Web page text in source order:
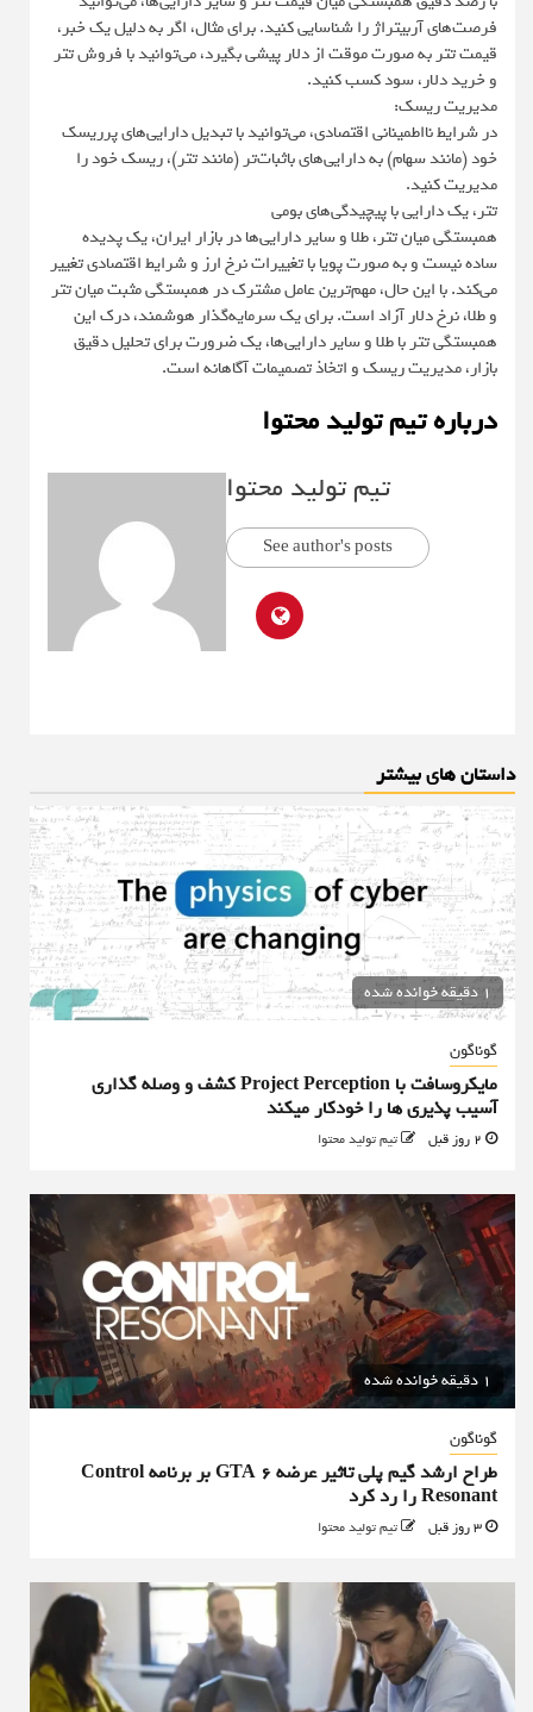
فرصت‌های آربیتراژ را شناسایی کنید. برای مثال، اگر به دلیل یک خبر،
قیمت تتر به صورت موقت از دلار پیشی بگیرد، می‌توانید با فروش تتر
و خرید دلار، سود کسب کنید.
مدیریت ریسک:
در شرایط نااطمینانی اقتصادی، می‌توانید با تبدیل دارایی‌های پرریسک
خود (مانند سهام) به دارایی‌های باثبات‌تر (مانند تتر)، ریسک خود را
مدیریت کنید.
تتر، یک دارایی با پیچیدگی‌های بومی
همبستگی میان تتر، طلا و سایر دارایی‌ها در بازار ایران، یک پدیده
ساده نیست و به صورت پویا با تغییرات نرخ ارز و شرایط اقتصادی تغییر
می‌کند. با این حال، مهم‌ترین عامل مشترک در همبستگی مثبت میان تتر
و طلا، نرخ دلار آزاد است. برای یک سرمایه‌گذار هوشمند، درک این
همبستگی تتر با طلا و سایر دارایی‌ها، یک ضرورت برای تحلیل دقیق
بازار، مدیریت ریسک و اتخاذ تصمیمات آگاهانه است.
درباره تیم تولید محتوا
تیم تولید محتوا
See author's posts
داستان های بیشتر
1 دقیقه خوانده شده
گوناگون
مایکروسافت با Project Perception کشف و وصله گذاری
آسیب پذیری ها را خودکار میکند
تیم تولید محتوا
1 دقیقه خوانده شده
گوناگون
طراح ارشد گیم پلی تاثیر عرضه GTA 6 بر برنامه Control
Resonant را رد کرد
تیم تولید محتوا